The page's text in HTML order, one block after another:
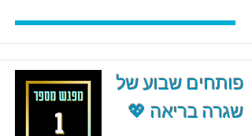
פותחים שבוע של
שגרה בריאה 💖